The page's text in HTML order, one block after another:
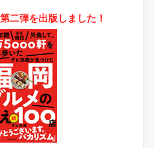
二弾を出版しました！